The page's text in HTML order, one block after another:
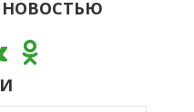
НОВОСТЬЮ